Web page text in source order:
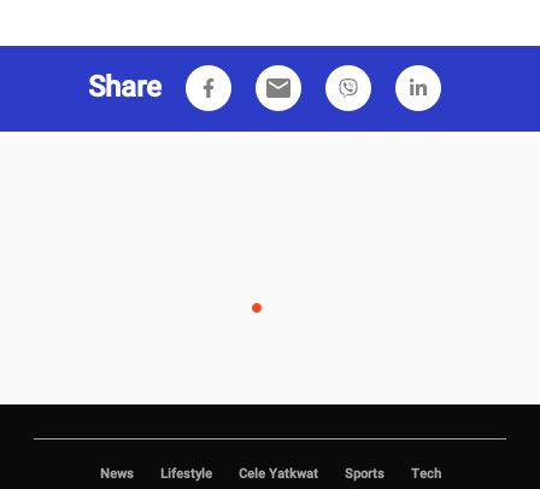
Share email
News Lifestyle Cele Yatkwat Sports Tech